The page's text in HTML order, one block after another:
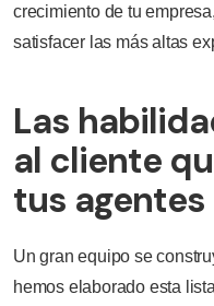
crecimiento de tu
satisfacer las más altas
Las
al cliente
tus agentes
Un gran equipo se
hemos elaborado esta